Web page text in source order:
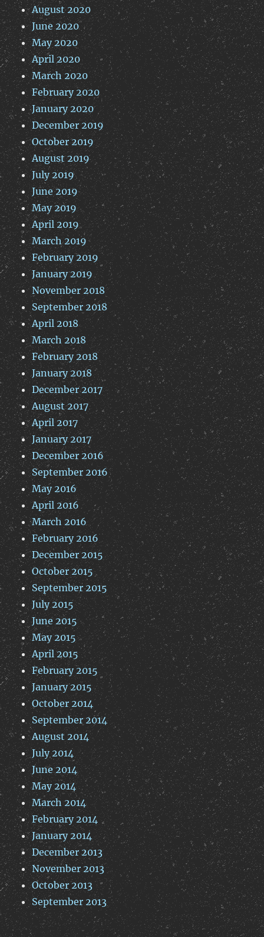
August 2020
June 2020
May 2020
April 2020
March 2020
February 2020
January 2020
December 2019
October 2019
August 2019
July 2019
June 2019
May 2019
April 2019
March 2019
February 2019
January 2019
November 2018
September 2018
April 2018
March 2018
February 2018
January 2018
December 2017
August 2017
April 2017
January 2017
December 2016
September 2016
May 2016
April 2016
March 2016
February 2016
December 2015
October 2015
September 2015
July 2015
June 2015
May 2015
April 2015
February 2015
January 2015
October 2014
September 2014
August 2014
July 2014
June 2014
May 2014
March 2014
February 2014
January 2014
December 2013
November 2013
October 2013
September 2013